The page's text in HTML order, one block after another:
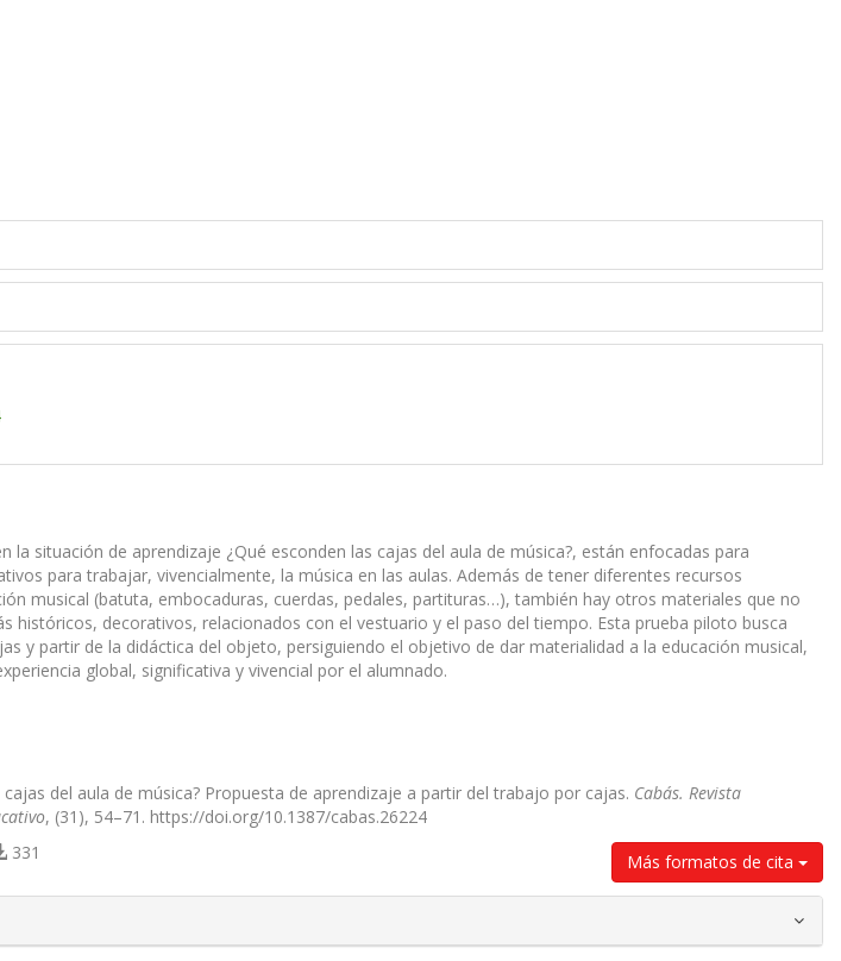
la situación de aprendizaje ¿Qué esconden las cajas del aula de música?, están enfocadas para
para trabajar, vivencialmente, la música en las aulas. Además de tener diferentes recursos
musical (batuta, embocaduras, cuerdas, pedales, partituras…), también hay otros materiales que no
históricos, decorativos, relacionados con el vestuario y el paso del tiempo. Esta prueba piloto busca
y partir de la didáctica del objeto, persiguiendo el objetivo de dar materialidad a la educación musical,
global, significativa y vivencial por el alumnado.
del aula de música? Propuesta de aprendizaje a partir del trabajo por cajas. Cabás. Revista
, (31), 54–71. https://doi.org/10.1387/cabas.26224
Más formatos de cita
331